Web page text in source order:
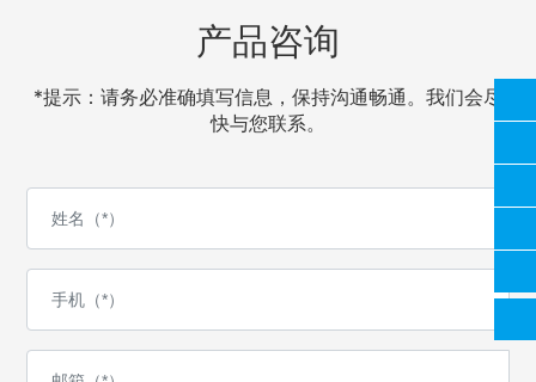
产品咨询
*提示：请务必准确填写信息，保持沟通畅通。我们会尽
快与您联系。
704292618@qq.com